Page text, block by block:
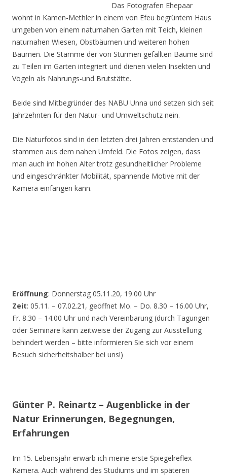
Das Fotografen Ehepaar
wohnt in Kamen-Methler in einem von Efeu begrüntem Haus
umgeben von einem naturnahen Garten mit Teich, kleinen
naturnahen Wiesen, Obstbäumen und weiteren hohen
Bäumen. Die Stämme der von Stürmen gefällten Bäume sind
zu Teilen im Garten integriert und dienen vielen Insekten und
Vögeln als Nahrungs-und Brutstätte.
Beide sind Mitbegründer des NABU Unna und setzen sich seit
Jahrzehnten für den Natur- und Umweltschutz nein.
Die Naturfotos sind in den letzten drei Jahren entstanden und
stammen aus dem nahen Umfeld. Die Fotos zeigen, dass
man auch im hohen Alter trotz gesundheitlicher Probleme
und eingeschränkter Mobilität, spannende Motive mit der
Kamera einfangen kann.
Eröffnung: Donnerstag 05.11.20, 19.00 Uhr
Zeit: 05.11. – 07.02.21, geöffnet Mo. – Do. 8.30 – 16.00 Uhr,
Fr. 8.30 – 14.00 Uhr und nach Vereinbarung (durch Tagungen
oder Seminare kann zeitweise der Zugang zur Ausstellung
behindert werden – bitte informieren Sie sich vor einem
Besuch sicherheitshalber bei uns!)
Günter P. Reinartz – Augenblicke in der
Natur Erinnerungen, Begegnungen,
Erfahrungen
Im 15. Lebensjahr erwarb ich meine erste Spiegelreflex-
Kamera. Auch während des Studiums und im späteren